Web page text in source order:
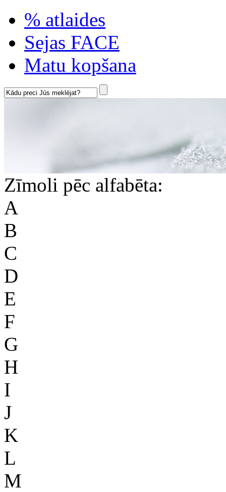
% atlaides
Sejas FACE
Matu kopšana
Zīmoli pēc alfabēta:
A
B
C
D
E
F
G
H
I
J
K
L
M